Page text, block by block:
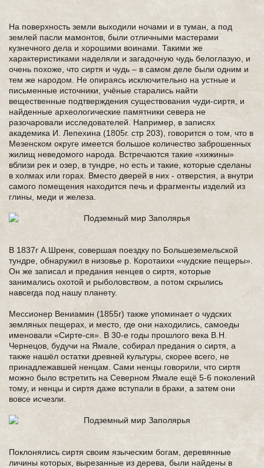
На поверхность земли выходили ночами и в туман, а под
землей пасли мамонтов, были отличными мастерами
кузнечного дела и хорошими воинами. Такими же
характеристиками наделяли и загадочную чудь белоглазую, и
очень похоже, что сиртя и чудь – в самом деле были одним и
тем же народом. Не опираясь исключительно на устные и
письменные источники, учёные старались найти
вещественные подтверждения существования чуди-сиртя, и
найденные археологические памятники севера не
разочаровали исследователей. Например, в записях
академика И. Лепехина (1805г. стр 203), говорится о том, что в
Мезенском округе имеется большое количество заброшенных
жилищ неведомого народа. Встречаются такие «хижины»
вблизи рек и озер, в тундре, но есть и такие, которые сделаны
в холмах или горах. Вместо дверей в них - отверстия, а внутри
самого помещения находится печь и фрагменты изделий из
глины, меди и железа.
В 1837г А.Шренк, совершая поездку по Большеземельской
тундре, обнаружил в низовье р. Коротаихи «чудские пещеры».
Он же записал и предания ненцев о сиртя, которые
занимались охотой и рыболовством, а потом скрылись
навсегда под нашу планету.
Мессионер Вениамин (1855г) также упоминает о чудских
земляных пещерах, и место, где они находились, самоеды
именовали «Сирте-ся». В 30-е годы прошлого века В.Н.
Чернецов, будучи на Ямале, собирал предания о сиртя, а
также нашёл остатки древней культуры, скорее всего, не
принадлежавшей ненцам. Сами ненцы говорили, что сиртя
можно было встретить на Северном Ямале ещё 5-6 поколений
тому, и ненцы и сиртя даже вступали в браки, а затем они
вовсе исчезли.
Поклонялись сиртя своим языческим богам, деревянные
личины которых, вырезанные из дерева, были найдены в